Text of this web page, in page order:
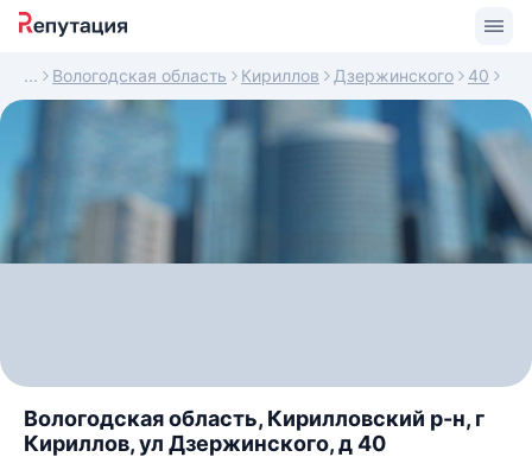
Вологодская область Кириллов Дзержинского 40
Вологодская область, Кирилловский р-н, г
Кириллов, ул Дзержинского, д 40